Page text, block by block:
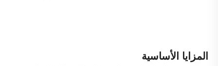
المزايا الأساسية